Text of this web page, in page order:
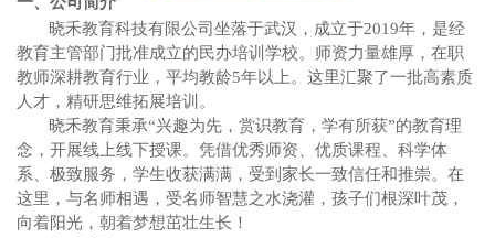
晓禾教育科技有限公司坐落于武汉，成立于2019年，是经
教育主管部门批准成立的民办培训学校。师资力量雄厚，在职
教师深耕教育行业，平均教龄5年以上。这里汇聚了一批高素质
人才，精研思维拓展培训。
晓禾教育秉承“兴趣为先，赏识教育，学有所获”的教育理
念，开展线上线下授课。凭借优秀师资、优质课程、科学体
系、极致服务，学生收获满满，受到家长一致信任和推崇。在
这里，与名师相遇，受名师智慧之水浇灌，孩子们根深叶茂，
向着阳光，朝着梦想茁壮生长！